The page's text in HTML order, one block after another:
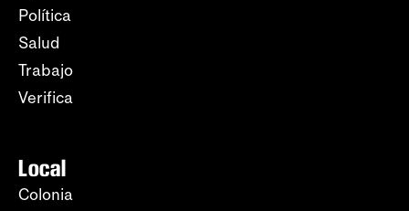
Política
Salud
Trabajo
Verifica
Local
Colonia